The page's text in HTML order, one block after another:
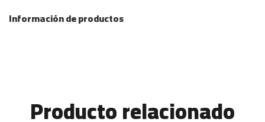
Información de productos
Producto relacionado